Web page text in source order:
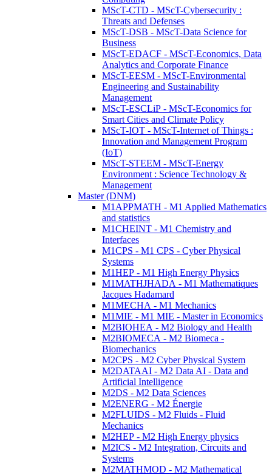
MScT-CTD - MScT-Cybersecurity :
Threats and Defenses
MScT-DSB - MScT-Data Science for
Business
MScT-EDACF - MScT-Economics, Data
Analytics and Corporate Finance
MScT-EESM - MScT-Environmental
Engineering and Sustainability
Management
MScT-ESCLiP - MScT-Economics for
Smart Cities and Climate Policy
MScT-IOT - MScT-Internet of Things :
Innovation and Management Program
(IoT)
MScT-STEEM - MScT-Energy
Environment : Science Technology &
Management
Master (DNM)
M1APPMATH - M1 Applied Mathematics
and statistics
M1CHEINT - M1 Chemistry and
Interfaces
M1CPS - M1 CPS - Cyber Physical
Systems
M1HEP - M1 High Energy Physics
M1MATHJHADA - M1 Mathematiques
Jacques Hadamard
M1MECHA - M1 Mechanics
M1MIE - M1 MIE - Master in Economics
M2BIOHEA - M2 Biology and Health
M2BIOMECA - M2 Biomeca -
Biomechanics
M2CPS - M2 Cyber Physical System
M2DATAAI - M2 Data AI - Data and
Artificial Intelligence
M2DS - M2 Data Sciences
M2ENERG - M2 Énergie
M2FLUIDS - M2 Fluids - Fluid
Mechanics
M2HEP - M2 High Energy physics
M2ICS - M2 Integration, Circuits and
Systems
M2MATHMOD - M2 Mathematical